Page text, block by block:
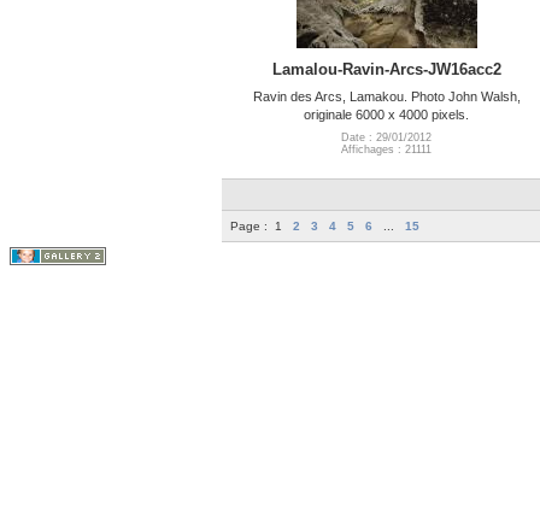
Lamalou-Ravin-Arcs-JW16acc2
Ravin des Arcs, Lamakou. Photo John Walsh,
originale 6000 x 4000 pixels.
Date : 29/01/2012
Affichages : 21111
Page : 1 2 3 4 5 6 15